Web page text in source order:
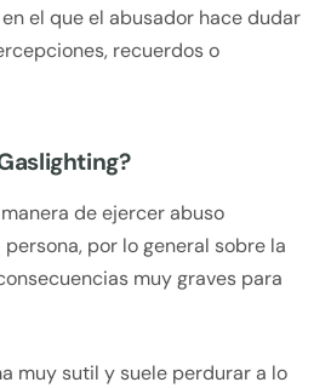
el que el abusador hace dudar
recuerdos o
de ejercer abuso
por lo general sobre la
muy graves para
muy sutil y suele perdurar a lo